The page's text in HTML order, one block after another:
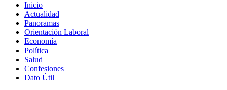
Inicio
Actualidad
Panoramas
Orientación Laboral
Economía
Política
Salud
Confesiones
Dato Útil